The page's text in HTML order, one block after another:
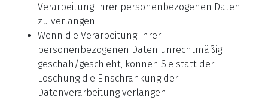
Verarbeitung Ihrer personenbezogenen Daten
zu verlangen.
Wenn die Verarbeitung Ihrer
personenbezogenen Daten unrechtmäßig
geschah/geschieht, können Sie statt der
Löschung die Einschränkung der
Datenverarbeitung verlangen.